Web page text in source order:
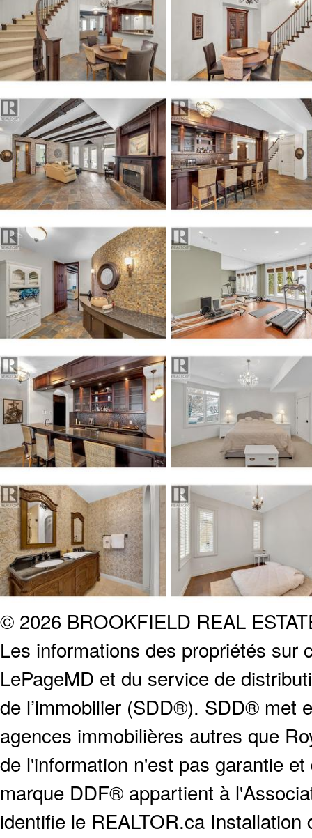
© 2026 BROOKFIELD REAL
Les informations des propriétés sur
LePageMD et du service de
de l’immobilier (SDD®). SDD® met
agences immobilières autres que
de l'information n'est pas garantie
marque DDF® appartient à
identifie le REALTOR.ca